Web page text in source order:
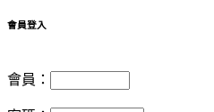
會員登入
會員：